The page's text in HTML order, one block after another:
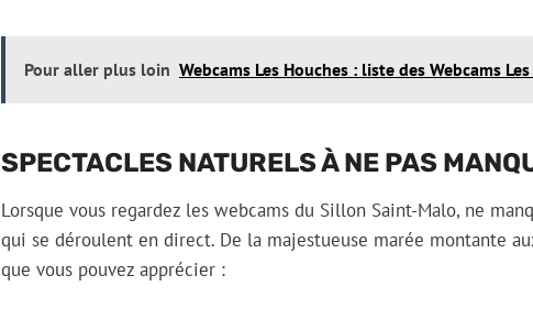
Pour aller plus loin Webcams Les Houches : liste des Webcams
SPECTACLES NATURELS À NE PAS
Lorsque vous regardez les webcams du Sillon Saint-Malo, ne
qui se déroulent en direct. De la majestueuse marée montante
que vous pouvez apprécier :